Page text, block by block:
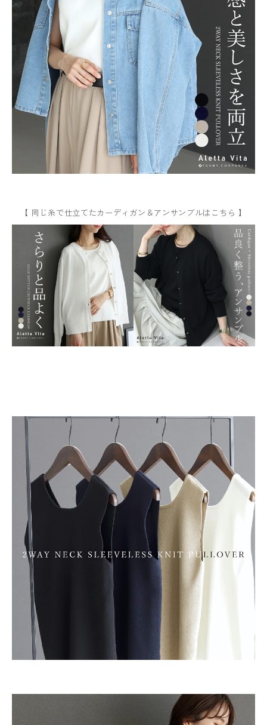
【 同じ糸で仕立てたカーディガン＆アンサンブルはこちら 】